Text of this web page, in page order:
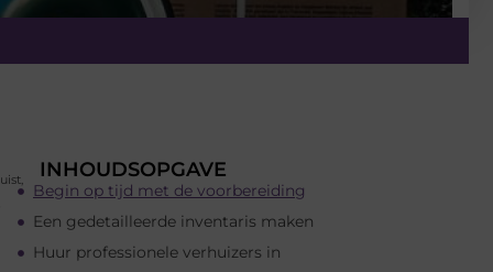
INHOUDSOPGAVE
Begin op tijd met de voorbereiding
Een gedetailleerde inventaris maken
Huur professionele verhuizers in